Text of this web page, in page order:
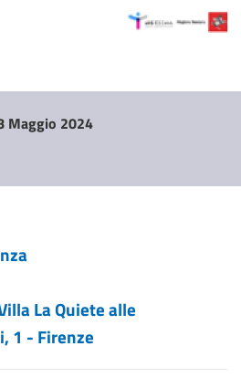
Maggio 2024
La Quiete alle
1 - Firenze